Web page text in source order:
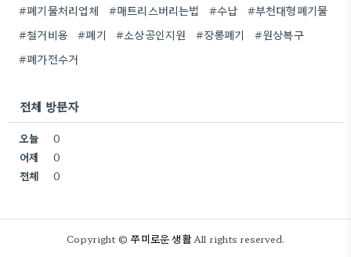
#폐기물처리업체 #매트리스버리는법 #수납
#부천대형폐기물
#철거비용
#폐기 #소상공인지원 #장롱폐기
#원상복구
#폐가전수거
전체 방문자
오늘
0
어제
0
전체
0
Copyright ©쭈미로운 생활All rights reserved.